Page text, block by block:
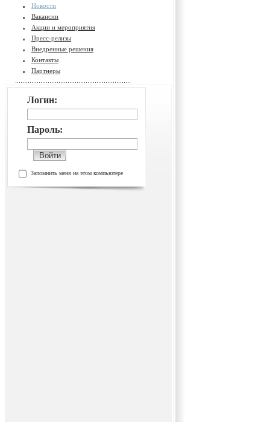
Новости
Вакансии
Акции и мероприятия
Пресс-релизы
Внедренные решения
Контакты
Партнеры
Логин:
Пароль:
Запомнить меня на этом компьютере